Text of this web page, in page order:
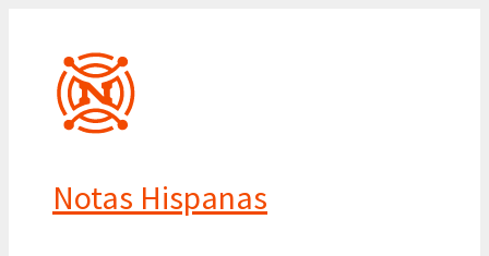
contenido
Notas Hispanas